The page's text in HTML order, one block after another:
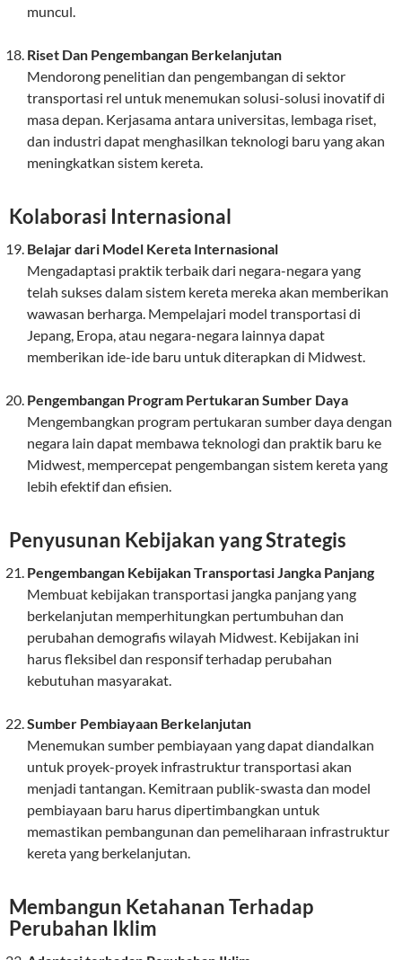
muncul.
Riset Dan Pengembangan Berkelanjutan
Mendorong penelitian dan pengembangan di sektor
transportasi rel untuk menemukan solusi-solusi inovatif di
masa depan. Kerjasama antara universitas, lembaga riset,
dan industri dapat menghasilkan teknologi baru yang akan
meningkatkan sistem kereta.
Kolaborasi Internasional
Belajar dari Model Kereta Internasional
Mengadaptasi praktik terbaik dari negara-negara yang
telah sukses dalam sistem kereta mereka akan memberikan
wawasan berharga. Mempelajari model transportasi di
Jepang, Eropa, atau negara-negara lainnya dapat
memberikan ide-ide baru untuk diterapkan di Midwest.
Pengembangan Program Pertukaran Sumber Daya
Mengembangkan program pertukaran sumber daya dengan
negara lain dapat membawa teknologi dan praktik baru ke
Midwest, mempercepat pengembangan sistem kereta yang
lebih efektif dan efisien.
Penyusunan Kebijakan yang Strategis
Pengembangan Kebijakan Transportasi Jangka Panjang
Membuat kebijakan transportasi jangka panjang yang
berkelanjutan memperhitungkan pertumbuhan dan
perubahan demografis wilayah Midwest. Kebijakan ini
harus fleksibel dan responsif terhadap perubahan
kebutuhan masyarakat.
Sumber Pembiayaan Berkelanjutan
Menemukan sumber pembiayaan yang dapat diandalkan
untuk proyek-proyek infrastruktur transportasi akan
menjadi tantangan. Kemitraan publik-swasta dan model
pembiayaan baru harus dipertimbangkan untuk
memastikan pembangunan dan pemeliharaan infrastruktur
kereta yang berkelanjutan.
Membangun Ketahanan Terhadap
Perubahan Iklim